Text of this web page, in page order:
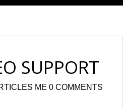
SUPPORT
ΜΕ 0 COMMENTS